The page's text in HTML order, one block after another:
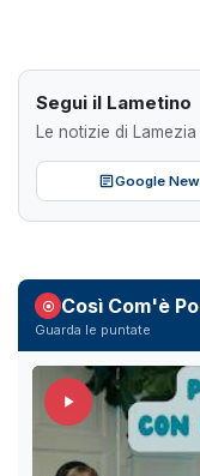
Segui il Lametino
Le notizie di
Google
Così Com'è
Guarda le puntate